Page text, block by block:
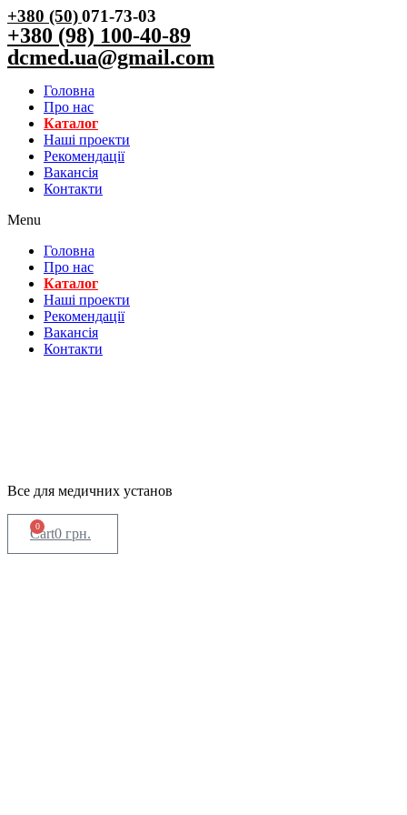
+380 (50)071-73-03
+380 (98) 100-40-89
dcmed.ua@gmail.com
Головна
Про нас
Каталог
Нашi проекти
Рекомендації
Вакансiя
Контакти
Menu
Головна
Про нас
Каталог
Нашi проекти
Рекомендації
Вакансiя
Контакти
Все для медичних установ
0 грн.
0
Cart